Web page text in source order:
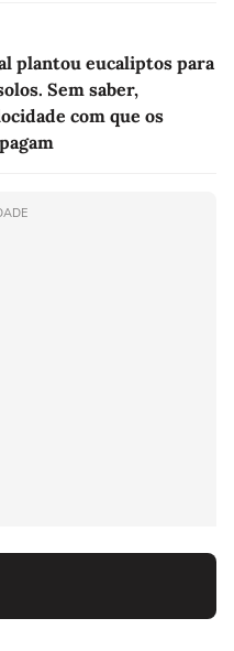
plantou eucaliptos para
Sem saber,
com que os